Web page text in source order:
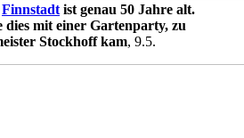
Finnstadt ist genau 50 Jahre alt.
dies mit einer Gartenparty, zu
Stockhoff kam, 9.5.